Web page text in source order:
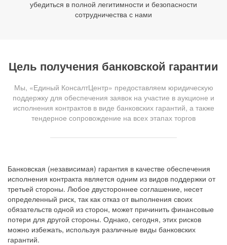
убедиться в полной легитимности и безопасности
сотрудничества с нами
Цель получения банковской гарантии
Мы, «Единый КонсалтЦентр» предоставляем юридическую
поддержку для обеспечения заявок на участие в аукционе и
исполнения контрактов в виде банковских гарантий, а также
тендерное сопровождение на всех этапах торгов
Банковская (независимая) гарантия в качестве обеспечения
исполнения контракта является одним из видов поддержки от
третьей стороны. Любое двустороннее соглашение, несет
определенный риск, так как отказ от выполнения своих
обязательств одной из сторон, может причинить финансовые
потери для другой стороны. Однако, сегодня, этих рисков
можно избежать, используя различные виды банковских
гарантий.